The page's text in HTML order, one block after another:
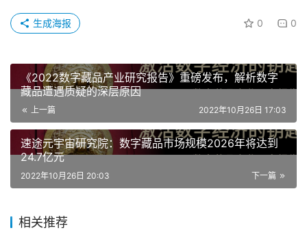
0 0
生成海报
《2022数字藏品产业研究报告》重磅发布，解析数字
藏品遭遇质疑的深层原因
上一篇 2022年10月26日 17:03
速途元宇宙研究院：数字藏品市场规模2026年将达到
24.7亿元
下一篇
2022年10月26日 20:03
相关推荐